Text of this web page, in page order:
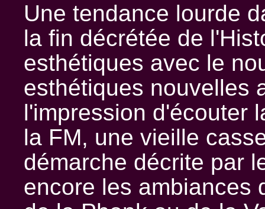
Une tendance lourde
la fin décrétée de
esthétiques avec le
esthétiques nouvelles
l'impression d'écouter
la FM, une vieille
démarche décrite par
encore les ambiances